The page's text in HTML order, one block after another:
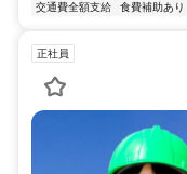
交通費全額支給
食費補助あり
正社員